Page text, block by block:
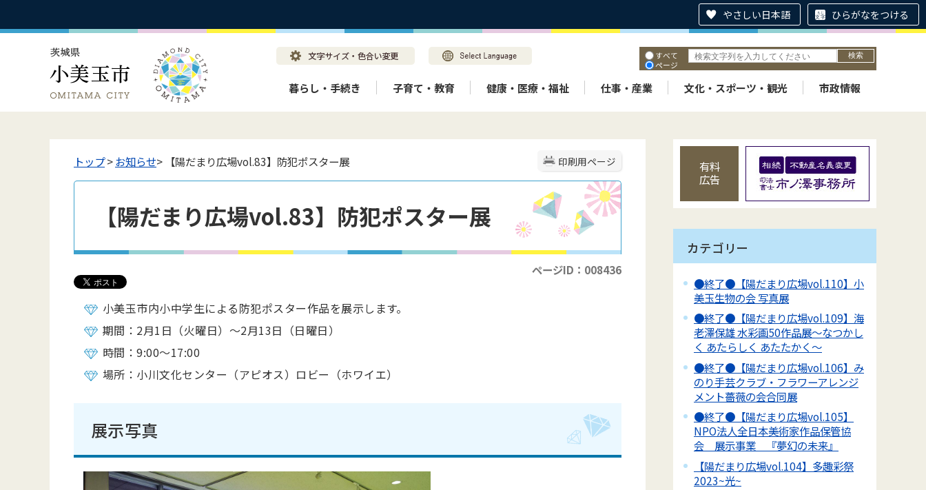
やさしい日本語 ひらがなをつける
すべて
ページ
暮らし・手続き 子育て・教育 健康・医療・福祉 仕事・産業 文化・スポーツ・観光 市政情報
印刷用ページ
トップ>お知らせ> 【陽だまり広場vol.83】防犯ポスター展
【陽だまり広場vol.83】防犯ポスター展
ページID：008436
小美玉市内小中学生による防犯ポスター作品を展示します。
期間：2月1日（火曜日）～2月13日（日曜日）
時間：9:00～17:00
場所：小川文化センター（アピオス）ロビー（ホワイエ）
展示写真
有料
広告
カテゴリー
●終了●【陽だまり広場vol.110】小
美玉生物の会 写真展
●終了●【陽だまり広場vol.109】海
老澤保雄 水彩画50作品展～なつかし
く あたらしく あたたかく～
●終了●【陽だまり広場vol.106】み
のり手芸クラブ・フラワーアレンジ
メント薔薇の会合同展
●終了●【陽だまり広場vol.105】
NPO法人全日本美術家作品保管協
会 展示事業 『夢幻の未来』
【陽だまり広場vol.104】多趣彩祭
2023~光~